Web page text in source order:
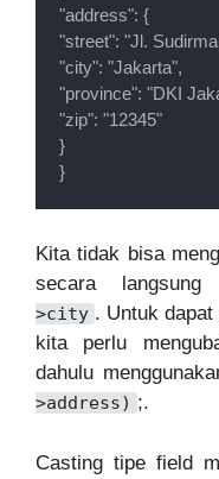
"address": {
"street": "Jl.
"city": "Jakarta",
"province": "DKI
"zip": "12345"
}
}
Kita tidak bisa
secara
>city . Untuk
kita perlu
dahulu
>address) ;.
Casting tipe field